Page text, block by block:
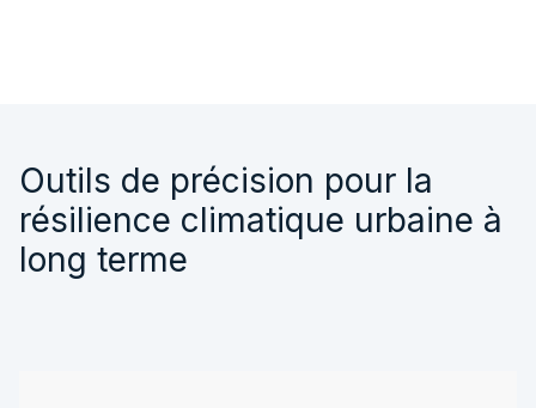
Outils de précision pour la
résilience climatique urbaine à
long terme